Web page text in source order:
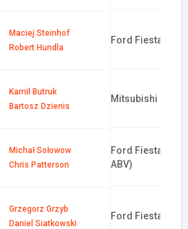
Maciej Steinhof
Robert Hundla
Ford Fiesta R5
Kamil Butruk
Bartosz Dzienis
Mitsubishi
Michał Sołowow
Chris Patterson
Ford Fiesta RS
ABV)
Grzegorz Grzyb
Daniel Siatkowski
Ford Fiesta R5